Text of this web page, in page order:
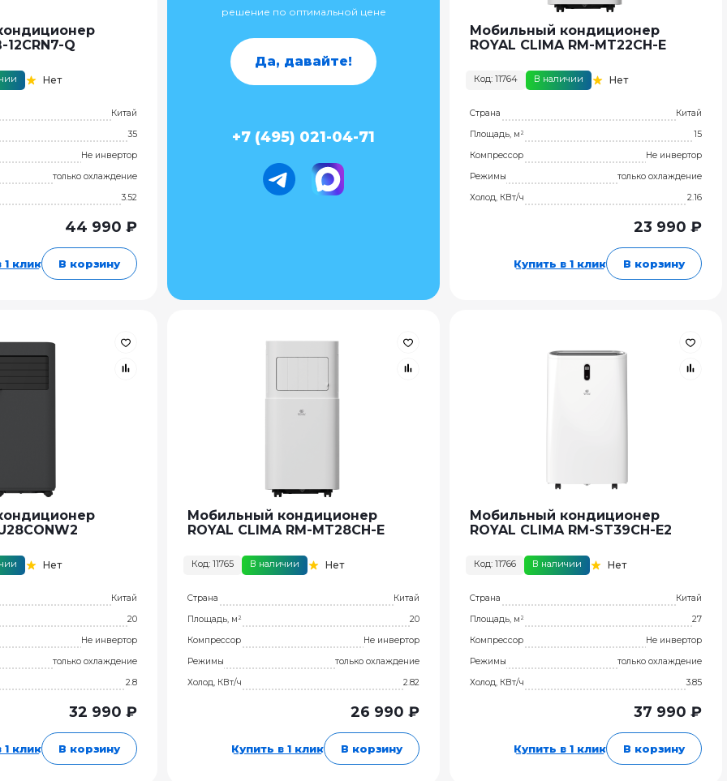
12CRN7-Q
Нет
Китай
35
Не инвертор
только охлаждение
3.52
44 990 ₽
1 клик В корзину
решение по оптимальной цене
Да, давайте!
+7 (495) 021-04-71
Мобильный кондиционер
ROYAL CLIMA RM-MT22CH-E
Код: 11764 В наличии Нет
Страна
Китай
Площадь, м²
15
Компрессор
Не инвертор
Режимы
только охлаждение
Холод, КВт/ч
2.16
23 990 ₽
Купить в 1 клик В корзину
Нет
Китай
20
Не инвертор
только охлаждение
2.8
32 990 ₽
1 клик В корзину
Мобильный кондиционер
ROYAL CLIMA RM-MT28CH-E
Код: 11765 В наличии Нет
Страна
Китай
Площадь, м²
20
Компрессор
Не инвертор
Режимы
только охлаждение
Холод, КВт/ч
2.82
26 990 ₽
Купить в 1 клик В корзину
Мобильный кондиционер
ROYAL CLIMA RM-ST39CH-E2
Код: 11766 В наличии Нет
Страна
Китай
Площадь, м²
27
Компрессор
Не инвертор
Режимы
только охлаждение
Холод, КВт/ч
3.85
37 990 ₽
Купить в 1 клик В корзину